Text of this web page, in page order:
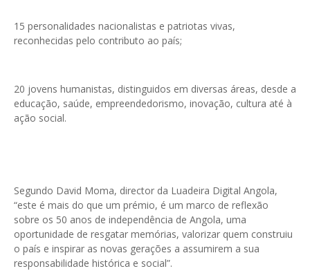
15 personalidades nacionalistas e patriotas vivas,
reconhecidas pelo contributo ao país;
20 jovens humanistas, distinguidos em diversas áreas, desde a
educação, saúde, empreendedorismo, inovação, cultura até à
ação social.
Segundo David Moma, director da Luadeira Digital Angola,
“este é mais do que um prémio, é um marco de reflexão
sobre os 50 anos de independência de Angola, uma
oportunidade de resgatar memórias, valorizar quem construiu
o país e inspirar as novas gerações a assumirem a sua
responsabilidade histórica e social”.